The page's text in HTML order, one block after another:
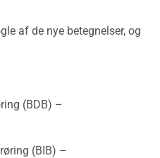
af de nye betegnelser, og
(BDB) –
(BIB) –